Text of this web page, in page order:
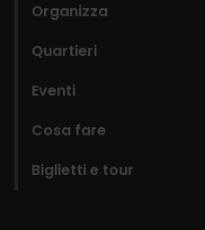
Organizza
Quartieri
Eventi
Cosa fare
Biglietti e tour